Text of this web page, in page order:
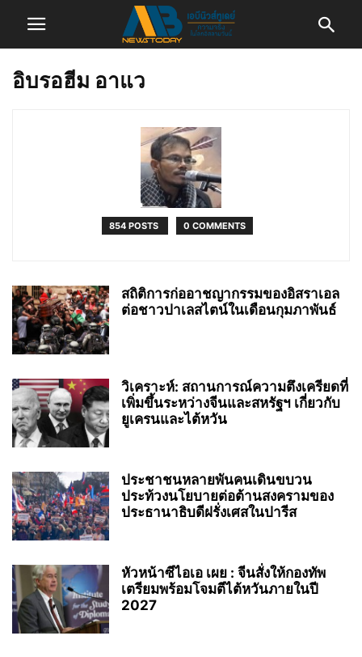
อิบรอฮีม อาแว
854 POSTS 0 COMMENTS
สถิติการก่ออาชญากรรมของอิสราเอล
ต่อชาวปาเลสไตน์ในเดือนกุมภาพันธ์
วิเคราะห์: สถานการณ์ความตึงเครียดที่
เพิ่มขึ้นระหว่างจีนและสหรัฐฯ เกี่ยวกับ
ยูเครนและไต้หวัน
ประชาชนหลายพันคนเดินขบวน
ประท้วงนโยบายต่อต้านสงครามของ
ประธานาธิบดีฝรั่งเศสในปารีส
หัวหน้าซีไอเอ เผย : จีนสั่งให้กองทัพ
เตรียมพร้อมโจมตีไต้หวันภายในปี
2027